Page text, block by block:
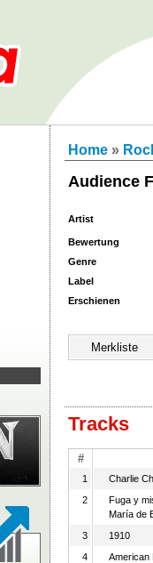
Home »
Audience
Artist
Bewertung
Genre
Label
Erschienen
Tracks
#
1
Charlie
2
Fuga y
María de
3
1910
4
American